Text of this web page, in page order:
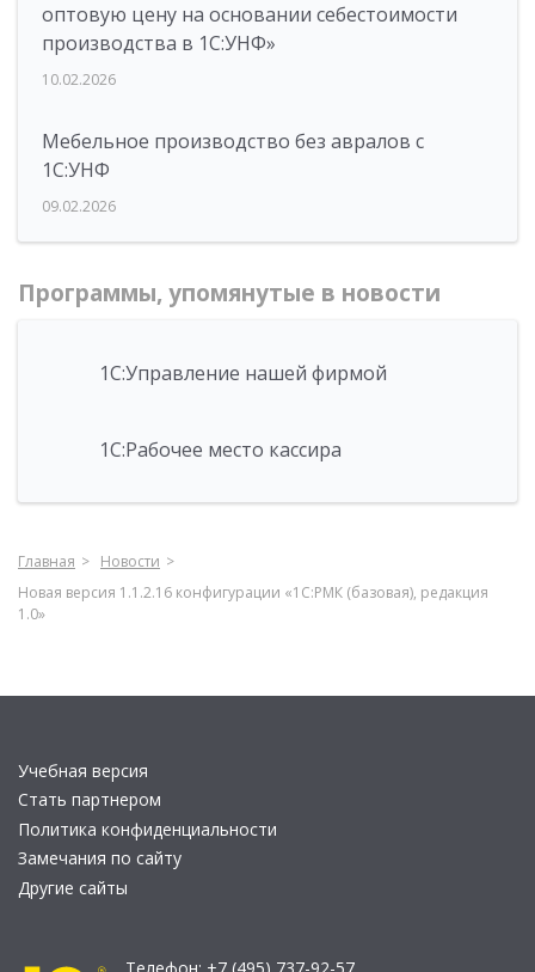
оптовую цену на основании себестоимости
производства в 1С:УНФ»
10.02.2026
Мебельное производство без авралов с
1С:УНФ
09.02.2026
Программы, упомянутые в новости
1С:Управление нашей фирмой
1С:Рабочее место кассира
Главная
Новости
Новая версия 1.1.2.16 конфигурации «1С:РМК (базовая), редакция
1.0»
Учебная версия
Стать партнером
Политика конфиденциальности
Замечания по сайту
Другие сайты